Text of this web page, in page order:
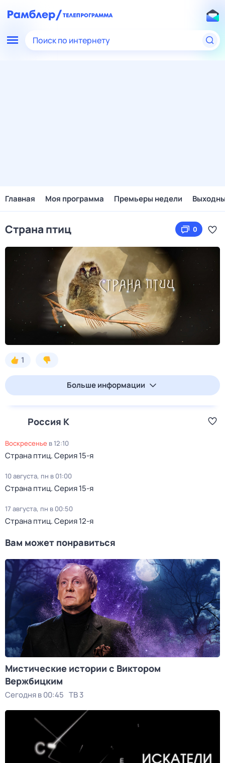
Поиск по интернету
Главная Моя программа Премьеры недели
Страна птиц 0
1
Больше информации
Россия К
воскресенье в12:10
Страна птиц. Серия 15-я
10 августа, пн в 01:00
Страна птиц. Серия 15-я
17 августа, пн в 00:50
Страна птиц. Серия 12-я
Вам может понравиться
Мистические истории с Виктором
Вержбицким
Сегодня в 00:45 ТВ 3